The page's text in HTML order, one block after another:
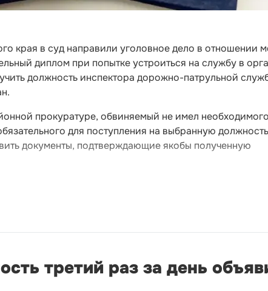
края в суд направили уголовное дело в отношении
диплом при попытке устроиться на службу в
должность инспектора дорожно-патрульной
прокуратуре, обвиняемый не имел
для поступления на выбранную
документы, подтверждающие якобы полученную
третий раз за день